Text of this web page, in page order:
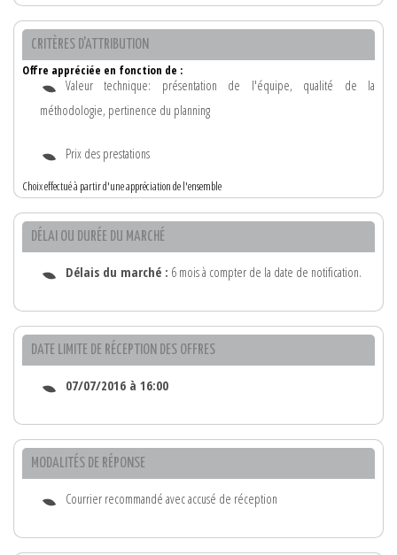
CRITÈRES D'ATTRIBUTION
Offre appréciée en fonction de :
Valeur technique: présentation de l'équipe, qualité de la
méthodologie, pertinence du planning
Prix des prestations
Choix effectué à partir d'une appréciation de l'ensemble
DÉLAI OU DURÉE DU MARCHÉ
Délais du marché : 6 mois à compter de la date de notification.
DATE LIMITE DE RÉCEPTION DES OFFRES
07/07/2016 à 16:00
MODALITÉS DE RÉPONSE
Courrier recommandé avec accusé de réception